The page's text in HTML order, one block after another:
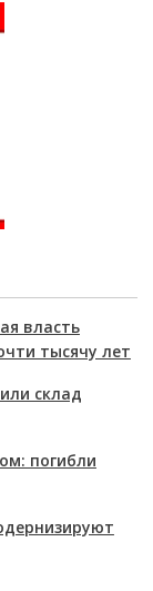
власть
тысячу лет
склад
погибли